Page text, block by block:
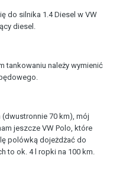
do silnika 1.4 Diesel w VW
diesel.
tankowaniu należy wymienić
70 km), mój
jeszcze VW Polo, które
polówką dojeżdżać do
to ok. 4 l ropki na 100 km.